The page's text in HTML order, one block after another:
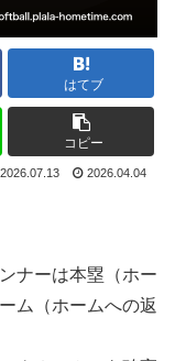
はてブ
コピー
2026.07.13 2026.04.04
ナーは本塁（ホー
ム（ホームへの返